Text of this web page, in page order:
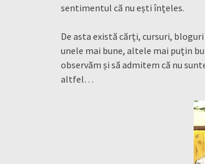
sentimentul că nu ești înțeles.
De asta există cărți, cursuri,
unele mai bune, altele mai puțin
observăm și să admitem că nu
altfel…